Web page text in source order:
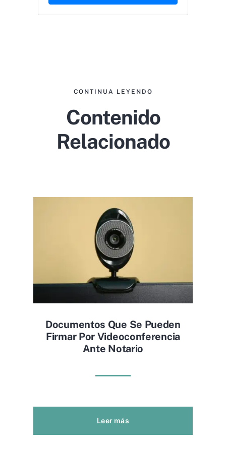
CONTINUA LEYENDO
Contenido
Relacionado
Documentos Que Se Pueden
Firmar Por Videoconferencia
Ante Notario
Leer más